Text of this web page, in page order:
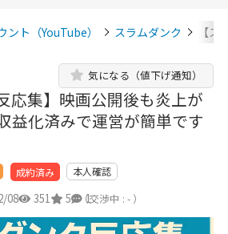
ント（YouTube） スラムダンク 【
応集】映画公開後も炎上が
益化済みで運営が簡単です
気になる（値下げ通知）
成約済み 本人確認
08 351 5 1
（交渉中 : - ）